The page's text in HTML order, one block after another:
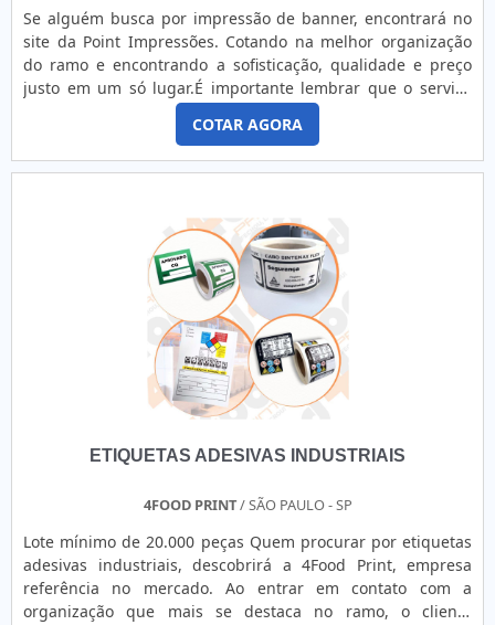
Point Impressões existem as melhores variedades no
segmento quando o assunto for etiquetas adesivas
personalizadas. São opções variadas que a empresa
oferece, como rótulos de vinil e películas para portas de
vidro.Isso se deve ao fato de a empresa ser comprometida
com os serviços e segura, qualificações possíveis pelo fato
de a empresa possuir escritório de alta qualidade onde são
Tudo isso, somado a uma equipe com colaboradores
proativos e profissionais com vasta experiência na área,
garante o sucesso de cada cliente de ponta a ponta..
Se alguém busca por impressão de banner, encontrará no
site da Point Impressões. Cotando na melhor organização
do ramo e encontrando a sofisticação, qualidade e preço
justo em um só lugar.É importante lembrar que o serviço
deve sempre ser prestado por empresas especializadas no
segmento. Esse tipo de cuidado ajuda a garantir a
qualidade e assertividade do serviço, além de evitar
prejuízos com imprevistos e execuções mal elaboradas.
INFORMAÇÕES SOBRE IMPRESSÃO DE BANNERSe alguém
procurar por impressão banner em uma empresa
inovadora, descobre o site da Point Impressões. A empresa
tem em seu escopo adesivos e películas para portas de
vidro, oferecendo o que há de melhor em tecnologia ao
cliente.Discorrendo ainda sobre impressão de banner, na
essência da empresa, a mesma deve prezar pelos produtos
e serviços com ótima qualidade e assertividade,
características simples, mas que mostram o
muitas formas diferentes de demonstrar conhecimento e
a Point Impressões é destaque sempre que buscar por
Responsável; Altamente qualificada; Inovadora; Segura. A
EMPRESA MAIS QUALIFICADA DO SEGMENTONa Point
Impressões sempre tem a solução mais buscada na área de
COTAR AGORA
ETIQUETAS ADESIVAS INDUSTRIAIS
4FOOD PRINT/ SÃO PAULO - SP
Lote mínimo de 20.000 peças Quem procurar por etiquetas
adesivas industriais, descobrirá a 4Food Print, empresa
referência no mercado. Ao entrar em contato com a
organização que mais se destaca no ramo, o cliente